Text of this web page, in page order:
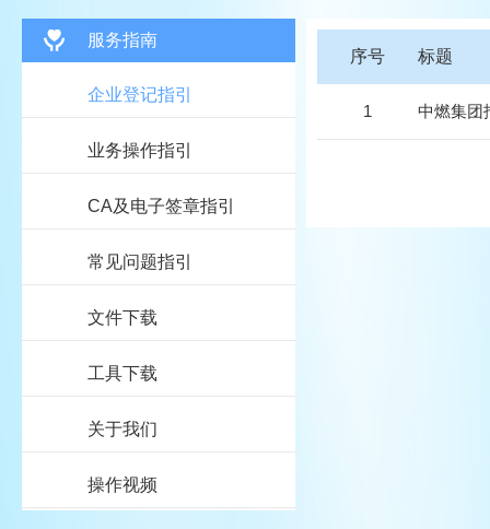
服务指南
企业登记指引
业务操作指引
CA及电子签章指引
常见问题指引
文件下载
工具下载
关于我们
操作视频
序号 标题
1 中燃集团